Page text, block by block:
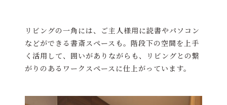
リビングの一角には、ご主人様用に読書やパソコン
などができる書斎スペースも。階段下の空間を上手
く活用して、囲いがありながらも、リビングとの繋
がりのあるワークスペースに仕上がっています。